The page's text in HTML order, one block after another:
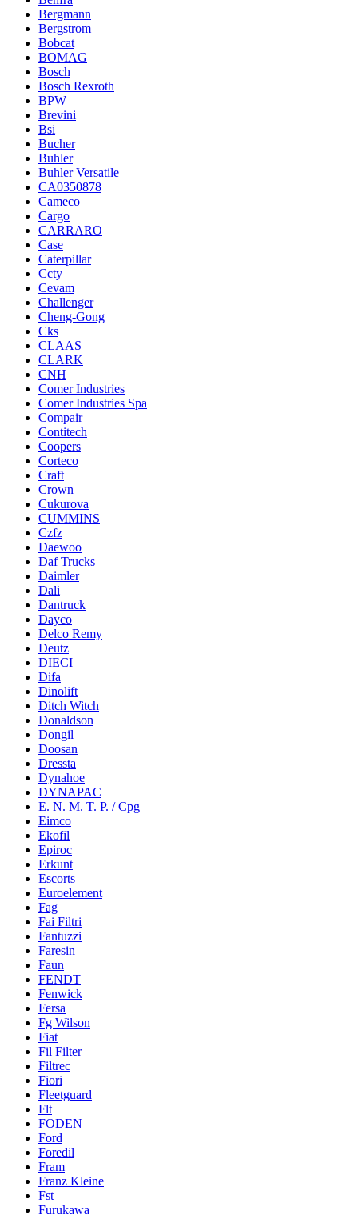
Bergmann
Bergstrom
Bobcat
BOMAG
Bosch
Bosch Rexroth
BPW
Brevini
Bsi
Bucher
Buhler
Buhler Versatile
CA0350878
Cameco
Cargo
CARRARO
Case
Caterpillar
Ccty
Cevam
Challenger
Cheng-Gong
Cks
CLAAS
CLARK
CNH
Comer Industries
Comer Industries Spa
Compair
Contitech
Coopers
Corteco
Craft
Crown
Cukurova
CUMMINS
Czfz
Daewoo
Daf Trucks
Daimler
Dali
Dantruck
Dayco
Delco Remy
Deutz
DIECI
Difa
Dinolift
Ditch Witch
Donaldson
Dongil
Doosan
Dressta
Dynahoe
DYNAPAC
E. N. M. T. P. / Cpg
Eimco
Ekofil
Epiroc
Erkunt
Escorts
Euroelement
Fag
Fai Filtri
Fantuzzi
Faresin
Faun
FENDT
Fenwick
Fersa
Fg Wilson
Fiat
Fil Filter
Filtrec
Fiori
Fleetguard
Flt
FODEN
Ford
Foredil
Fram
Franz Kleine
Fst
Furukawa